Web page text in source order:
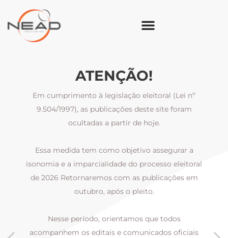
ATENÇÃO!
Em cumprimento à legislação eleitoral (Lei nº
9.504/1997), as publicações deste site foram
ocultadas a partir de hoje.
Essa medida tem como objetivo assegurar a
isonomia e a imparcialidade do processo eleitoral
de 2026 Retornaremos com as publicações em
outubro, após o pleito.
Nesse período, orientamos que todos
acompanhem os editais e comunicados oficiais